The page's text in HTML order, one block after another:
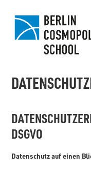
SGVO
Datenschutz auf einen